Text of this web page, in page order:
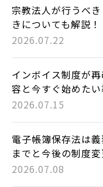
宗教法人が行うべ
きについても解説！
2026.07.22
インボイス制度が
容と今すぐ始めた
2026.07.15
電子帳簿保存法は
までと今後の制度
2026.07.08